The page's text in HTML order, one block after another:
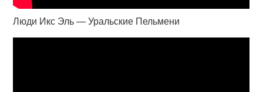
Люди Икс Эль — Уральские Пельмени